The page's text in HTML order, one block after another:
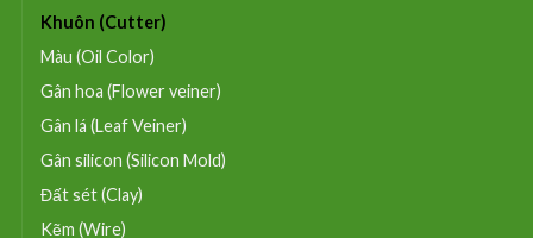
Khuôn (Cutter)
Màu (Oil Color)
Gân hoa (Flower veiner)
Gân lá (Leaf Veiner)
Gân silicon (Silicon Mold)
Đất sét (Clay)
Kẽm (Wire)